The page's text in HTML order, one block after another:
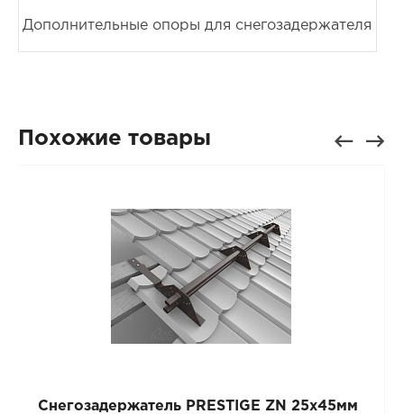
Дополнительные опоры для снегозадержателя
Похожие товары
Снегозадержатель PRESTIGE ZN 25х45мм